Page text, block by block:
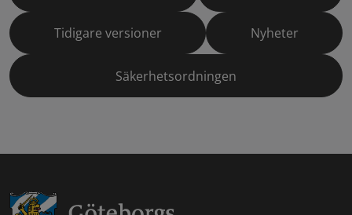
Tidigare versioner Nyheter
Säkerhetsordningen